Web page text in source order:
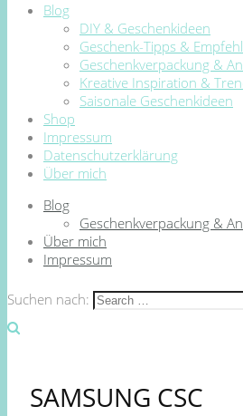
Blog
DIY & Geschenkideen
Geschenk-Tipps &
Geschenkverpackung &
Kreative Inspiration &
Saisonale Geschenkideen
Shop
Impressum
Datenschutzerklärung
Über mich
Blog
Geschenkverpackung &
Über mich
Impressum
Suchen nach:
SAMSUNG CSC